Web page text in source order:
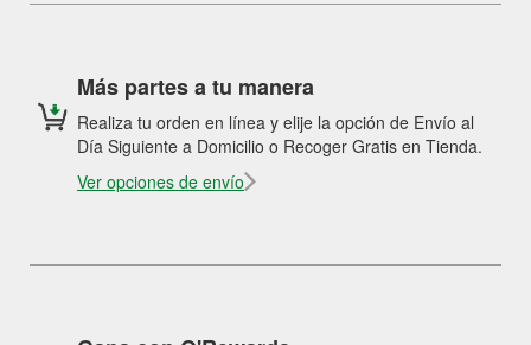
Más partes a tu manera
Realiza tu orden en línea y elije la opción de Envío al
Día Siguiente a Domicilio o Recoger Gratis en Tienda.
Ver opciones de envío